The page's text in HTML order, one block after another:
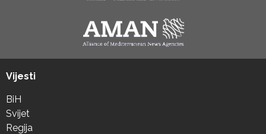
Vijesti
BiH
Svijet
Regija